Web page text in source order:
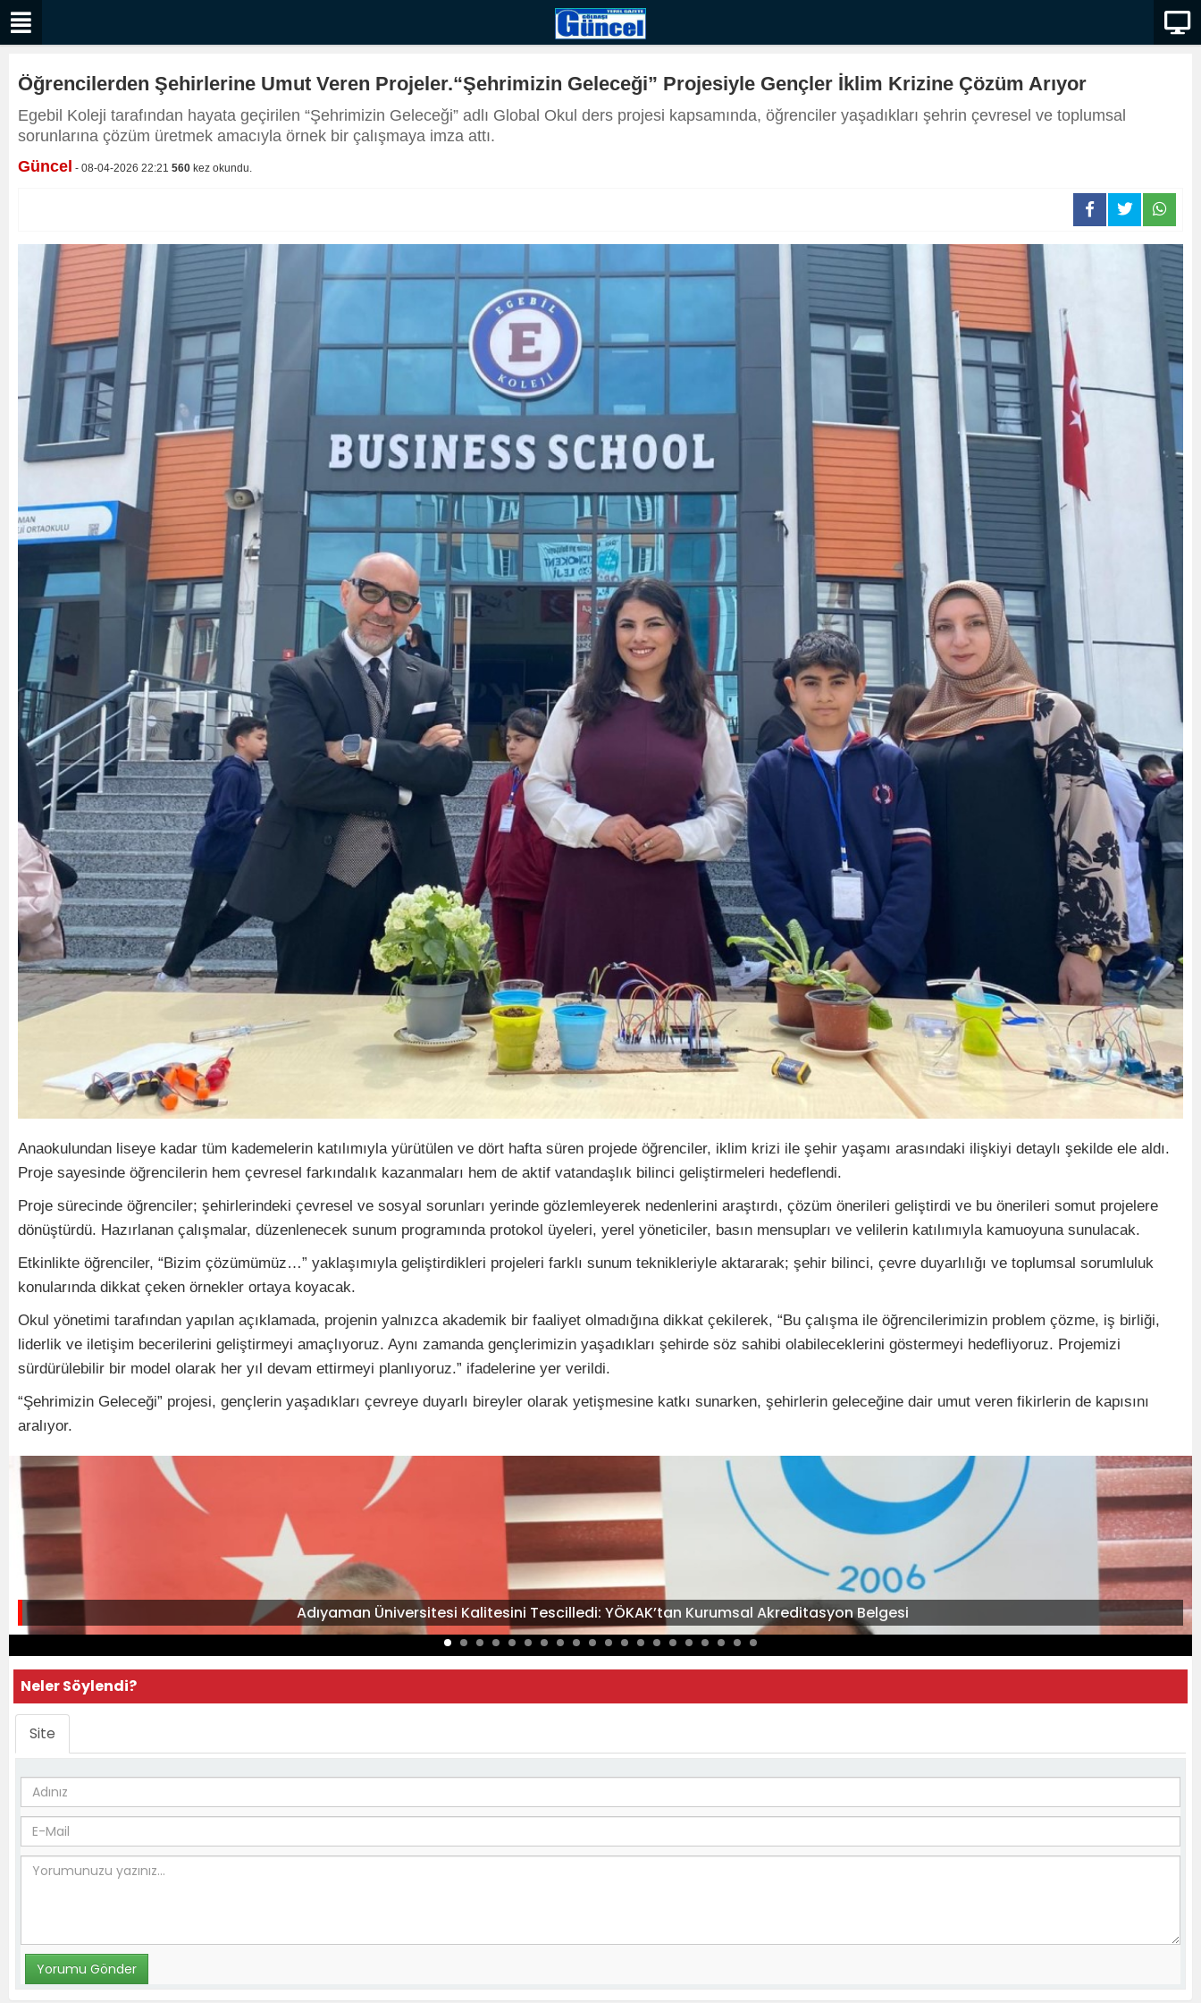
Öğrencilerden Şehirlerine Umut Veren Projeler.“Şehrimizin Geleceği” Projesiyle Gençler İklim Krizine Çözüm Arıyor
Egebil Koleji tarafından hayata geçirilen “Şehrimizin Geleceği” adlı Global Okul ders projesi kapsamında, öğrenciler yaşadıkları şehrin çevresel ve toplumsal
sorunlarına çözüm üretmek amacıyla örnek bir çalışmaya imza attı.
Güncel - 08-04-2026 22:21 560 kez okundu.
Anaokulundan liseye kadar tüm kademelerin katılımıyla yürütülen ve dört hafta süren projede öğrenciler, iklim krizi ile şehir yaşamı arasındaki ilişkiyi detaylı şekilde ele aldı.
Proje sayesinde öğrencilerin hem çevresel farkındalık kazanmaları hem de aktif vatandaşlık bilinci geliştirmeleri hedeflendi.
Proje sürecinde öğrenciler; şehirlerindeki çevresel ve sosyal sorunları yerinde gözlemleyerek nedenlerini araştırdı, çözüm önerileri geliştirdi ve bu önerileri somut projelere
dönüştürdü. Hazırlanan çalışmalar, düzenlenecek sunum programında protokol üyeleri, yerel yöneticiler, basın mensupları ve velilerin katılımıyla kamuoyuna sunulacak.
Etkinlikte öğrenciler, “Bizim çözümümüz…” yaklaşımıyla geliştirdikleri projeleri farklı sunum teknikleriyle aktararak; şehir bilinci, çevre duyarlılığı ve toplumsal sorumluluk
konularında dikkat çeken örnekler ortaya koyacak.
Okul yönetimi tarafından yapılan açıklamada, projenin yalnızca akademik bir faaliyet olmadığına dikkat çekilerek, “Bu çalışma ile öğrencilerimizin problem çözme, iş birliği,
liderlik ve iletişim becerilerini geliştirmeyi amaçlıyoruz. Aynı zamanda gençlerimizin yaşadıkları şehirde söz sahibi olabileceklerini göstermeyi hedefliyoruz. Projemizi
sürdürülebilir bir model olarak her yıl devam ettirmeyi planlıyoruz.” ifadelerine yer verildi.
“Şehrimizin Geleceği” projesi, gençlerin yaşadıkları çevreye duyarlı bireyler olarak yetişmesine katkı sunarken, şehirlerin geleceğine dair umut veren fikirlerin de kapısını
aralıyor.
Adıyaman Üniversitesi Kalitesini Tescilledi: YÖKAK’tan Kurumsal Akreditasyon Belgesi
Neler Söylendi?
Site